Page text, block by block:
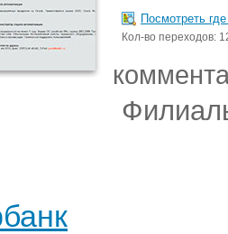
Посмотреть
Кол-во переходов: